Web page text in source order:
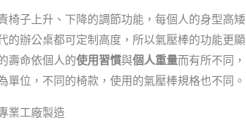
椅子上升、下降的調節功能，每個人的身型高矮
的辦公桌都可定制高度，所以氣壓棒的功能更顯
壽命依個人的使用習慣與個人重量而有所不同，
單位，不同的椅款，使用的氣壓棒規格也不同。
業工廠製造